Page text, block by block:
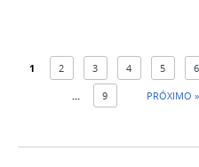
1 2 3 4 5 6
... 9 PRÓXIMO »